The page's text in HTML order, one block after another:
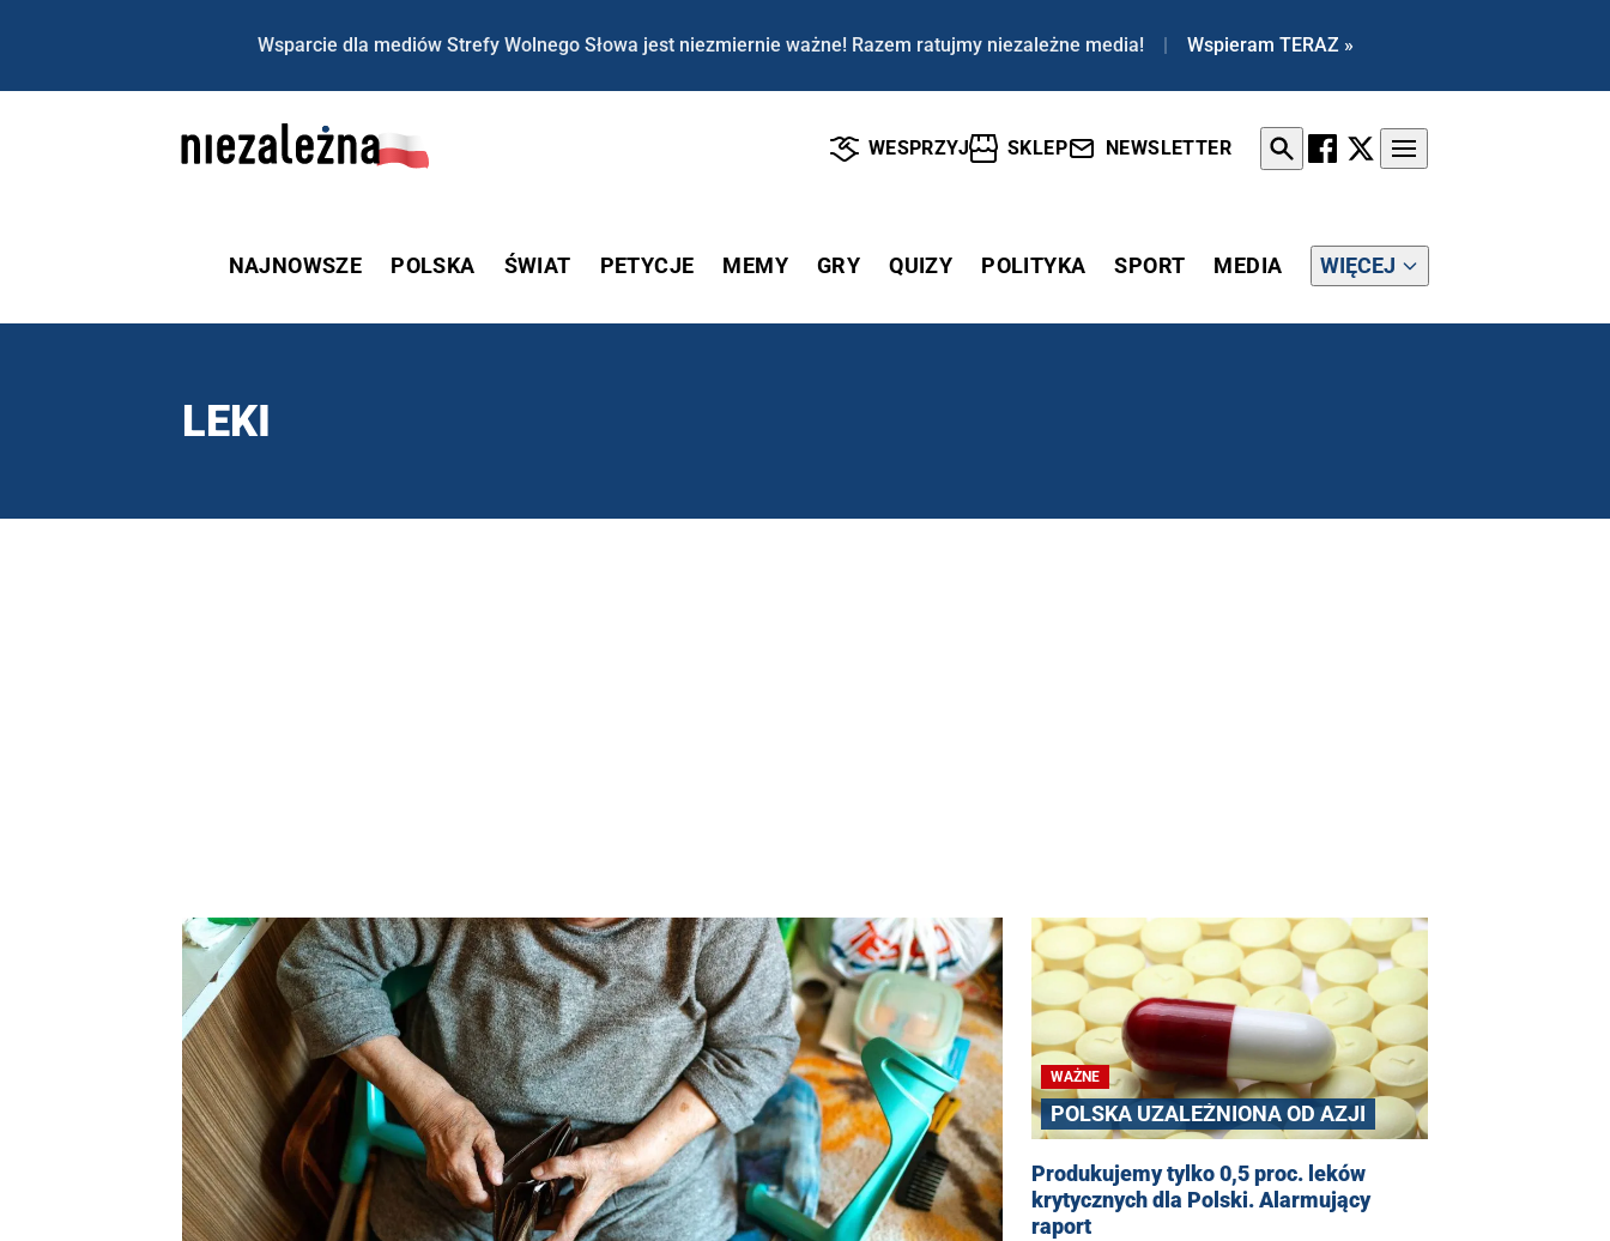
Wsparcie dla mediów Strefy Wolnego Słowa jest niezmiernie ważne! Razem ratujmy niezależne media! | Wspieram TERAZ »
WESPRZYJ SKLEP NEWSLETTER
NAJNOWSZE POLSKA ŚWIAT PETYCJE MEMY GRY QUIZY POLITYKA SPORT MEDIA WIĘCEJ
LEKI
WAŻNE
POLSKA UZALEŻNIONA OD AZJI
Produkujemy tylko 0,5 proc. leków
krytycznych dla Polski. Alarmujący
raport